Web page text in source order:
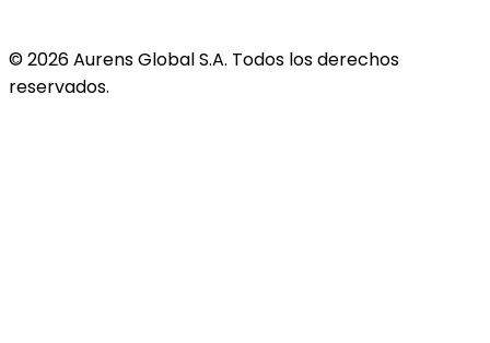
©2026Aurens Global S.A. Todos los derechos
reservados.